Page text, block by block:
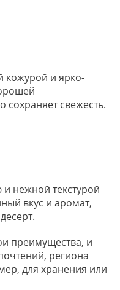
кожурой и ярко-
сохраняет свежесть.
и нежной текстурой
вкус и аромат,
преимущества, и
региона
для хранения или